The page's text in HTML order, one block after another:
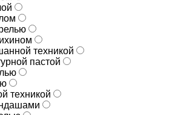
техникой
пастой
техникой